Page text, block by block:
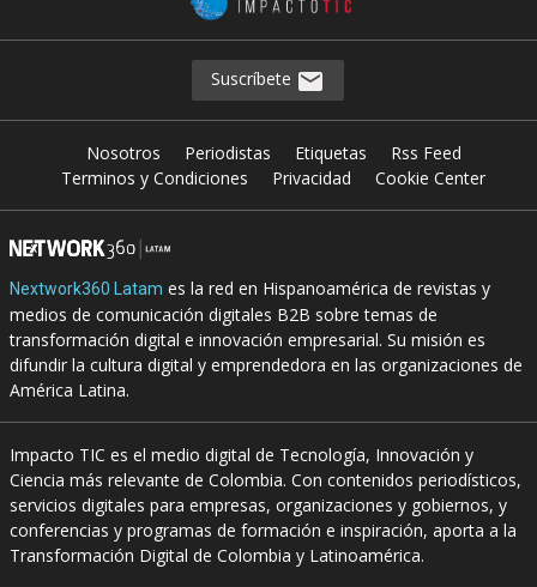
Suscríbete
Nosotros Periodistas Etiquetas
Rss Feed
Terminos y Condiciones
Privacidad Cookie Center
Nextwork360 Latam es la red en Hispanoamérica de revistas y
medios de comunicación digitales B2B sobre temas de
transformación digital e innovación empresarial. Su misión es
difundir la cultura digital y emprendedora en las organizaciones de
América Latina.
Impacto TIC es el medio digital de Tecnología, Innovación y
Ciencia más relevante de Colombia. Con contenidos periodísticos,
servicios digitales para empresas, organizaciones y gobiernos, y
conferencias y programas de formación e inspiración, aporta a la
Transformación Digital de Colombia y Latinoamérica.